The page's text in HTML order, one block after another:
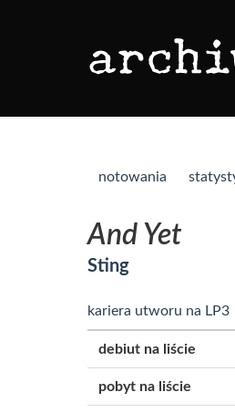
notowania
And Yet
Sting
kariera utworu na LP3
debiut na liście
pobyt na liście